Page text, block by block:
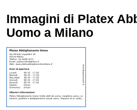
Immagini di Platex
Uomo a Milano